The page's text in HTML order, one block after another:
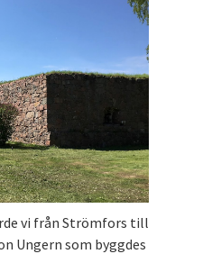
vi från Strömfors till
Ungern som byggdes